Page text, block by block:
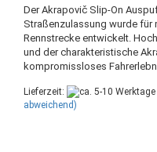
Der Akrapovič Slip-On
Straßenzulassung wurde für
Rennstrecke entwickelt.
und der charakteristische
kompromissloses
Lieferzeit:
abweichend)